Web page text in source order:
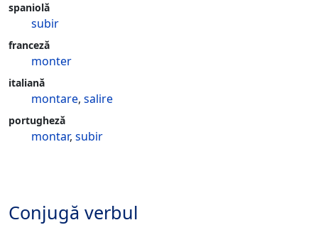
spaniolă
subir
franceză
monter
italiană
montare, salire
portugheză
montar, subir
Conjugă verbul